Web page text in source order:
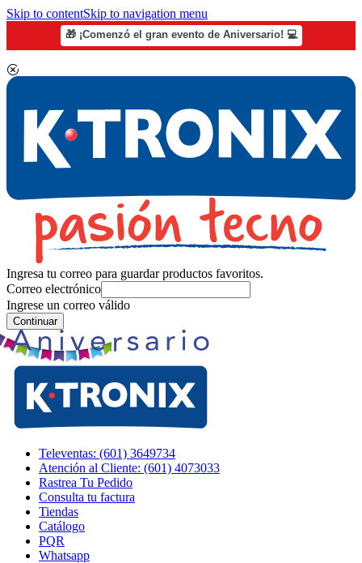
Skip to contentSkip to navigation menu
🎁 ¡Comenzó el gran evento de Aniversario! 💻
Ingresa tu correo para guardar productos favoritos.
Correo electrónico
Ingrese un correo válido
Continuar
Televentas: (601) 3649734
Atención al Cliente: (601) 4073033
Rastrea Tu Pedido
Consulta tu factura
Tiendas
Catálogo
PQR
Whatsapp